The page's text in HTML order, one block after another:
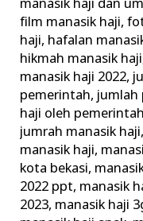
manasik haji dan
film manasik haji,
haji, hafalan
hikmah manasik haji
manasik haji 2022,
pemerintah, jumlah
haji oleh
jumrah manasik haji,
manasik haji,
kota bekasi,
2022 ppt, manasik
2023, manasik haji